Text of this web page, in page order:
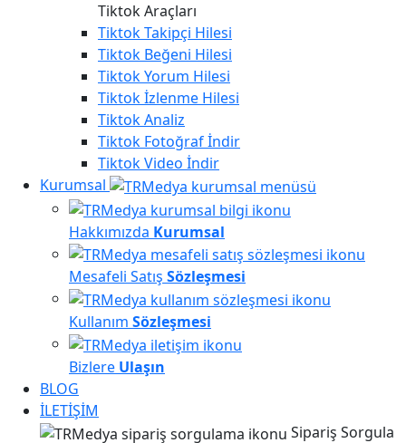
Tiktok Araçları
TiktokTakipçi Hilesi
Tiktok Beğeni Hilesi
TiktokYorum Hilesi
Tiktokİzlenme Hilesi
TiktokAnaliz
Tiktok Fotoğraf İndir
TiktokVideo İndir
Kurumsal
Hakkımızda Kurumsal
Mesafeli Satış Sözleşmesi
Kullanım Sözleşmesi
Bizlere Ulaşın
BLOG
İLETİŞİM
Sipariş Sorgula